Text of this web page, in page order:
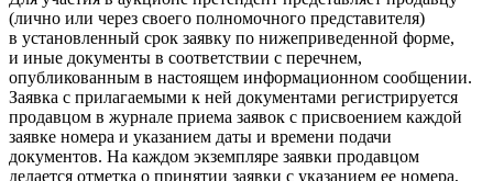
(лично или через своего полномочного представителя)
в установленный срок заявку по нижеприведенной форме,
и иные документы в соответствии с перечнем,
опубликованным в настоящем информационном сообщении.
Заявка с прилагаемыми к ней документами регистрируется
продавцом в журнале приема заявок с присвоением каждой
заявке номера и указанием даты и времени подачи
документов. На каждом экземпляре заявки продавцом
делается отметка о принятии заявки с указанием ее номера,